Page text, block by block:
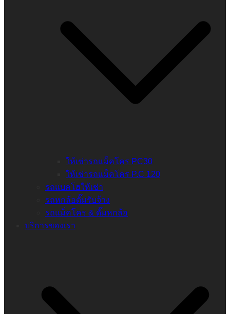
ให้เช่ารถแม็คโคร PC30
ให้เช่ารถแม็คโคร P.C 120
รถแบคโฮให้เช่า
รถหกล้อดั๊มรับจ้าง
รถแม็คโคร & ดั๊มหกล้อ
บริการของเรา